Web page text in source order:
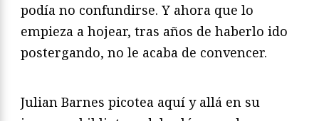
podía no confundirse. Y ahora que lo
empieza a hojear, tras años de haberlo ido
postergando, no le acaba de convencer.
Julian Barnes picotea aquí y allá en su